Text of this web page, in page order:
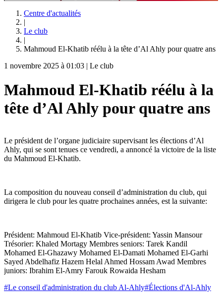
Centre d'actualités
|
Le club
|
Mahmoud El-Khatib réélu à la tête d’Al Ahly pour quatre ans
1 novembre 2025 à 01:03 | Le club
Mahmoud El-Khatib réélu à la
tête d’Al Ahly pour quatre ans
Le président de l’organe judiciaire supervisant les élections d’Al
Ahly, qui se sont tenues ce vendredi, a annoncé la victoire de la liste
du Mahmoud El-Khatib.
La composition du nouveau conseil d’administration du club, qui
dirigera le club pour les quatre prochaines années, est la suivante:
Président: Mahmoud El-Khatib Vice-président: Yassin Mansour
Trésorier: Khaled Mortagy Membres seniors: Tarek Kandil
Mohamed El-Ghazawy Mohamed El-Damati Mohamed El-Garhi
Sayed Abdelhafiz Hazem Helal Ahmed Hossam Awad Membres
juniors: Ibrahim El-Amry Farouk Rowaida Hesham
#Le conseil d'administration du club Al-Ahly#Élections d'Al-Ahly